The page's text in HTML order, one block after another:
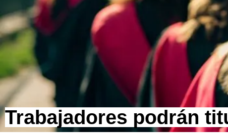
Trabajadores podrán